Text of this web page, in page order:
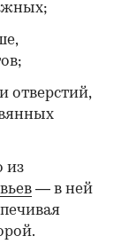
отверстий,
из
— в ней